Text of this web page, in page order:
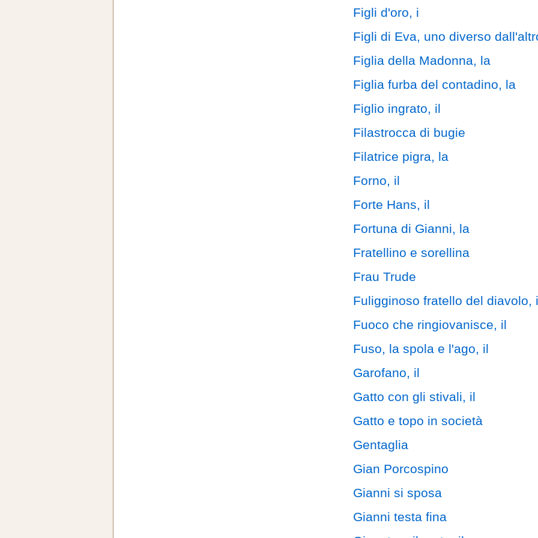
Figli d'oro, i
Figli di Eva, uno diverso
Figlia della Madonna, la
Figlia furba del contadino, la
Figlio ingrato, il
Filastrocca di bugie
Filatrice pigra, la
Forno, il
Forte Hans, il
Fortuna di Gianni, la
Fratellino e sorellina
Frau Trude
Fuligginoso fratello del diavolo,
Fuoco che ringiovanisce, il
Fuso, la spola e l'ago, il
Garofano, il
Gatto con gli stivali, il
Gatto e topo in società
Gentaglia
Gian Porcospino
Gianni si sposa
Gianni testa fina